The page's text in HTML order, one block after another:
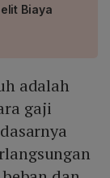
Biaya
adalah
gaji